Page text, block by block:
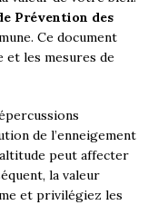
Prévention des
Ce document
les mesures de
de l’enneigement
peut affecter
la valeur
et privilégiez les